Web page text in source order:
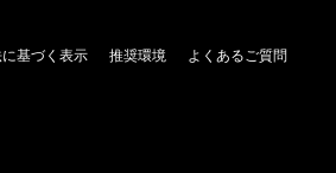
基づく表示 推奨環境 よくあるご質問